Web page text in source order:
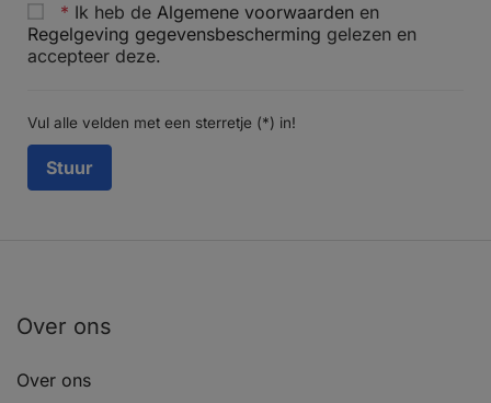
* Ik heb de Algemene voorwaarden en
Regelgeving gegevensbescherming gelezen en
accepteer deze.
Vul alle velden met een sterretje (*) in!
Over ons
Over ons